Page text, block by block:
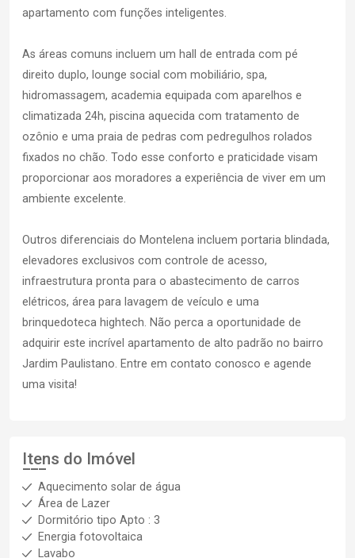
apartamento com funções inteligentes.
As áreas comuns incluem um hall de entrada com pé
direito duplo, lounge social com mobiliário, spa,
hidromassagem, academia equipada com aparelhos e
climatizada 24h, piscina aquecida com tratamento de
ozônio e uma praia de pedras com pedregulhos rolados
fixados no chão. Todo esse conforto e praticidade visam
proporcionar aos moradores a experiência de viver em um
ambiente excelente.
Outros diferenciais do Montelena incluem portaria blindada,
elevadores exclusivos com controle de acesso,
infraestrutura pronta para o abastecimento de carros
elétricos, área para lavagem de veículo e uma
brinquedoteca hightech. Não perca a oportunidade de
adquirir este incrível apartamento de alto padrão no bairro
Jardim Paulistano. Entre em contato conosco e agende
uma visita!
Itens do Imóvel
Aquecimento solar de água
Área de Lazer
Dormitório tipo Apto : 3
Energia fotovoltaica
Lavabo